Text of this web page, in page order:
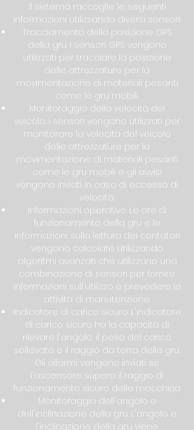
Il sistema raccoglie le seguenti
informazioni utilizzando diversi sensori:
Tracciamento della posizione GPS
della gru. I sensori GPS vengono
utilizzati per tracciare la posizione
delle attrezzature per la
movimentazione di materiali pesanti
come le gru mobili.
Monitoraggio della velocità del
veicolo: i sensori vengono utilizzati per
monitorare la velocità del veicolo
delle attrezzature per la
movimentazione di materiali pesanti
come le gru mobili e gli avvisi
vengono inviati in caso di eccesso di
velocità.
Informazioni operative. Le ore di
funzionamento della gru e le
informazioni sulla lettura dei contatori
vengono calcolate utilizzando
algoritmi avanzati che utilizzano una
combinazione di sensori per fornire
informazioni sull'utilizzo e prevedere le
attività di manutenzione.
Indicatore di carico sicuro. L'indicatore
di carico sicuro ha la capacità di
rilevare l'angolo, il peso del carico
sollevato e il raggio da terra della gru.
Gli allarmi vengono inviati se
l'ascensore supera il raggio di
funzionamento sicuro della macchina
Monitoraggio dell'angolo e
dell'inclinazione della gru. L'angolo e
l'inclinazione della gru viene